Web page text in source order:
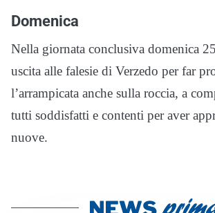
Domenica
Nella giornata conclusiva domenica
uscita alle falesie di Verzedo per far
l’arrampicata anche sulla roccia, a
tutti soddisfatti e contenti per aver
nuove.